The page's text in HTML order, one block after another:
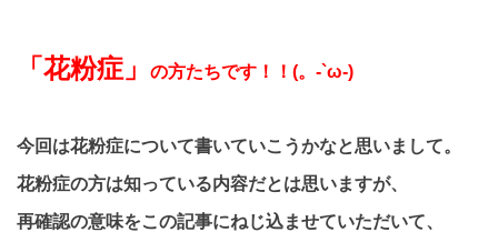
「花粉症」 の方たちです！！(。-`ω-)
今回は花粉症について書いていこうかなと思いまして。
花粉症の方は知っている内容だとは思いますが、
再確認の意味をこの記事にねじ込ませていただいて、